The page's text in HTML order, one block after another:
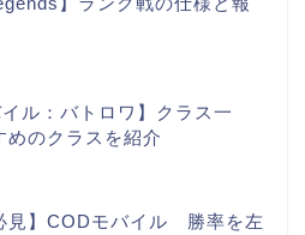
イル：バトロワ】クラス一
めのクラスを紹介
見】CODモバイル 勝率を左